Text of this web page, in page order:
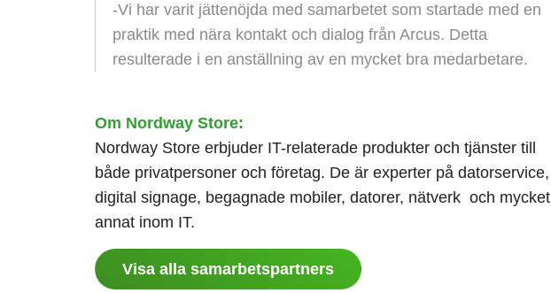
-Vi har varit jättenöjda med samarbetet som startade med en
praktik med nära kontakt och dialog från Arcus. Detta
resulterade i en anställning av en mycket bra medarbetare.
Om Nordway Store:
Nordway Store erbjuder IT-relaterade produkter och tjänster till
både privatpersoner och företag. De är experter på datorservice,
digital signage, begagnade mobiler, datorer, nätverk och mycket
annat inom IT.
Visa alla samarbetspartners